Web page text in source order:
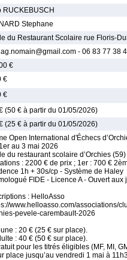
RUCKEBUSCH
Stephane
du Restaurant Scolaire rue Floris-
- 06 83 77 38
€
€
€
(50 € à partir du 01/05/2026)
(25 € à partir du 01/05/2026)
Open International d'Échecs
au 3 mai 2026
du restaurant scolaire d’Orchies (59)
: 2200 € de prix ; 1er : 700 €
1h + 30s/cp - Système de Haley
FIDE - Licence A - Ouvert
: HelloAsso
www.helloasso.com/associations/
pevele-carembault-2026
: 20 € (25 € sur place).
: 40 € (50 € sur place).
pour les titrés éligibles (MF, MI,
place jusqu’au vendredi 1 mai à